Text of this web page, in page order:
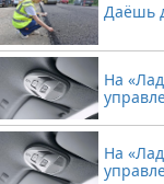
Даёшь
На
На